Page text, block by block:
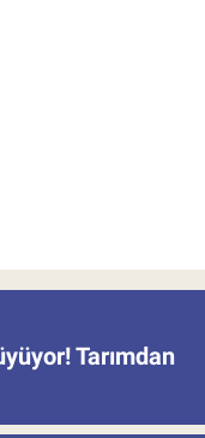
Tarımdan